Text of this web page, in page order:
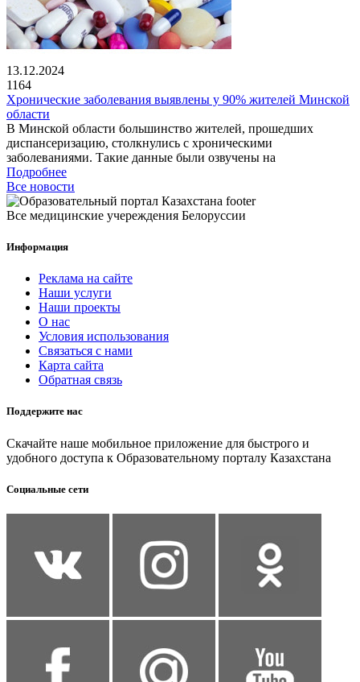
13.12.2024
1164
Хронические заболевания выявлены у 90% жителей Минской
области
В Минской области большинство жителей, прошедших
диспансеризацию, столкнулись с хроническими
заболеваниями. Такие данные были озвучены на
Подробнее
Все новости
Все медицинские учереждения Белоруссии
Информация
Реклама на сайте
Наши услуги
Наши проекты
О нас
Условия использования
Связаться с нами
Карта сайта
Обратная связь
Поддержите нас
Скачайте наше мобильное приложение для быстрого и
удобного доступа к Образовательному порталу Казахстана
Социальные сети